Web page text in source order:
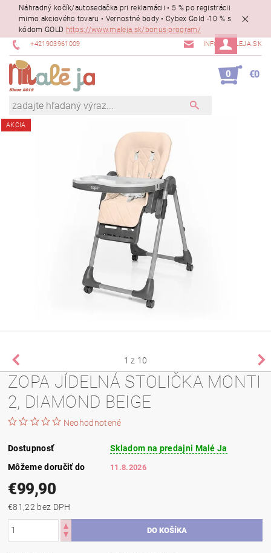
Náhradný kočík/autosedačka pri reklamácii • 5 % po registrácii
mimo akciového tovaru • Vernostné body • Cybex Gold -10 % s
kódom GOLD https://www.maleja.sk/bonus-program/
+421903961009 INFO@MALEJA.SK
0 €0
AKCIA
1 z 10
ZOPA JÍDELNÁ STOLIČKA MONTI
2, DIAMOND BEIGE
Neohodnotené
Dostupnosť
Skladom na predajni Malé Ja
Môžeme doručiť do
11.8.2026
€99,90
€81,22 bez DPH